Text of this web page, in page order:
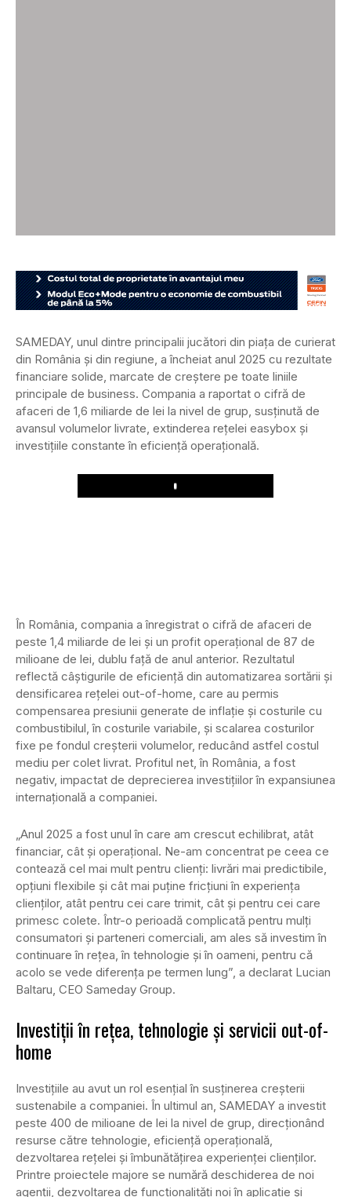
SAMEDAY, unul dintre principalii jucători din piața de curierat
din România și din regiune, a încheiat anul 2025 cu rezultate
financiare solide, marcate de creștere pe toate liniile
principale de business. Compania a raportat o cifră de
afaceri de 1,6 miliarde de lei la nivel de grup, susținută de
avansul volumelor livrate, extinderea rețelei easybox și
investițiile constante în eficiență operațională.
Play
În România, compania a înregistrat o cifră de afaceri de
peste 1,4 miliarde de lei și un profit operațional de 87 de
milioane de lei, dublu față de anul anterior. Rezultatul
reflectă câștigurile de eficiență din automatizarea sortării și
densificarea rețelei out-of-home, care au permis
compensarea presiunii generate de inflație și costurile cu
combustibilul, în costurile variabile, și scalarea costurilor
fixe pe fondul creșterii volumelor, reducând astfel costul
mediu per colet livrat. Profitul net, în România, a fost
negativ, impactat de deprecierea investițiilor în expansiunea
internațională a companiei.
„Anul 2025 a fost unul în care am crescut echilibrat, atât
financiar, cât și operațional. Ne-am concentrat pe ceea ce
contează cel mai mult pentru clienți: livrări mai predictibile,
opțiuni flexibile și cât mai puține fricțiuni în experiența
clienților, atât pentru cei care trimit, cât și pentru cei care
primesc colete. Într-o perioadă complicată pentru mulți
consumatori și parteneri comerciali, am ales să investim în
continuare în rețea, în tehnologie și în oameni, pentru că
acolo se vede diferența pe termen lung”, a declarat Lucian
Baltaru, CEO Sameday Group.
Investiții în rețea, tehnologie și servicii out-of-
home
Investițiile au avut un rol esențial în susținerea creșterii
sustenabile a companiei. În ultimul an, SAMEDAY a investit
peste 400 de milioane de lei la nivel de grup, direcționând
resurse către tehnologie, eficiență operațională,
dezvoltarea rețelei și îmbunătățirea experienței clienților.
Printre proiectele majore se numără deschiderea de noi
agenții, dezvoltarea de funcționalități noi în aplicație și